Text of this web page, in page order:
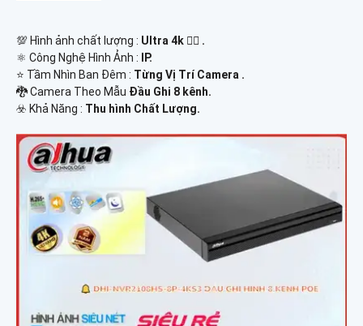
💯 Hình ảnh chất lượng : Ultra 4k 👍🏾 .
⚛️ Công Nghệ Hình Ảnh :
IP.
⭐ Tầm Nhìn Ban Đêm : Từng Vị Trí Camera .
🐉️ Camera Theo Mẫu Đầu Ghi 8 kênh.
️☣️ Khả Năng : Thu hình Chất Lượng.